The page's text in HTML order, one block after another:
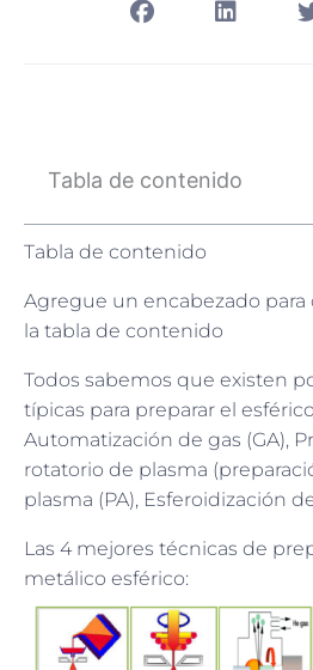
Tabla de contenido
Tabla de contenido
Agregue un encabezado para
la tabla de contenido
Todos sabemos que existen
típicas para preparar el esférico
Automatización de gas (GA),
rotatorio de plasma
plasma (PA), Esferoidización
Las 4 mejores técnicas de
metálico esférico: